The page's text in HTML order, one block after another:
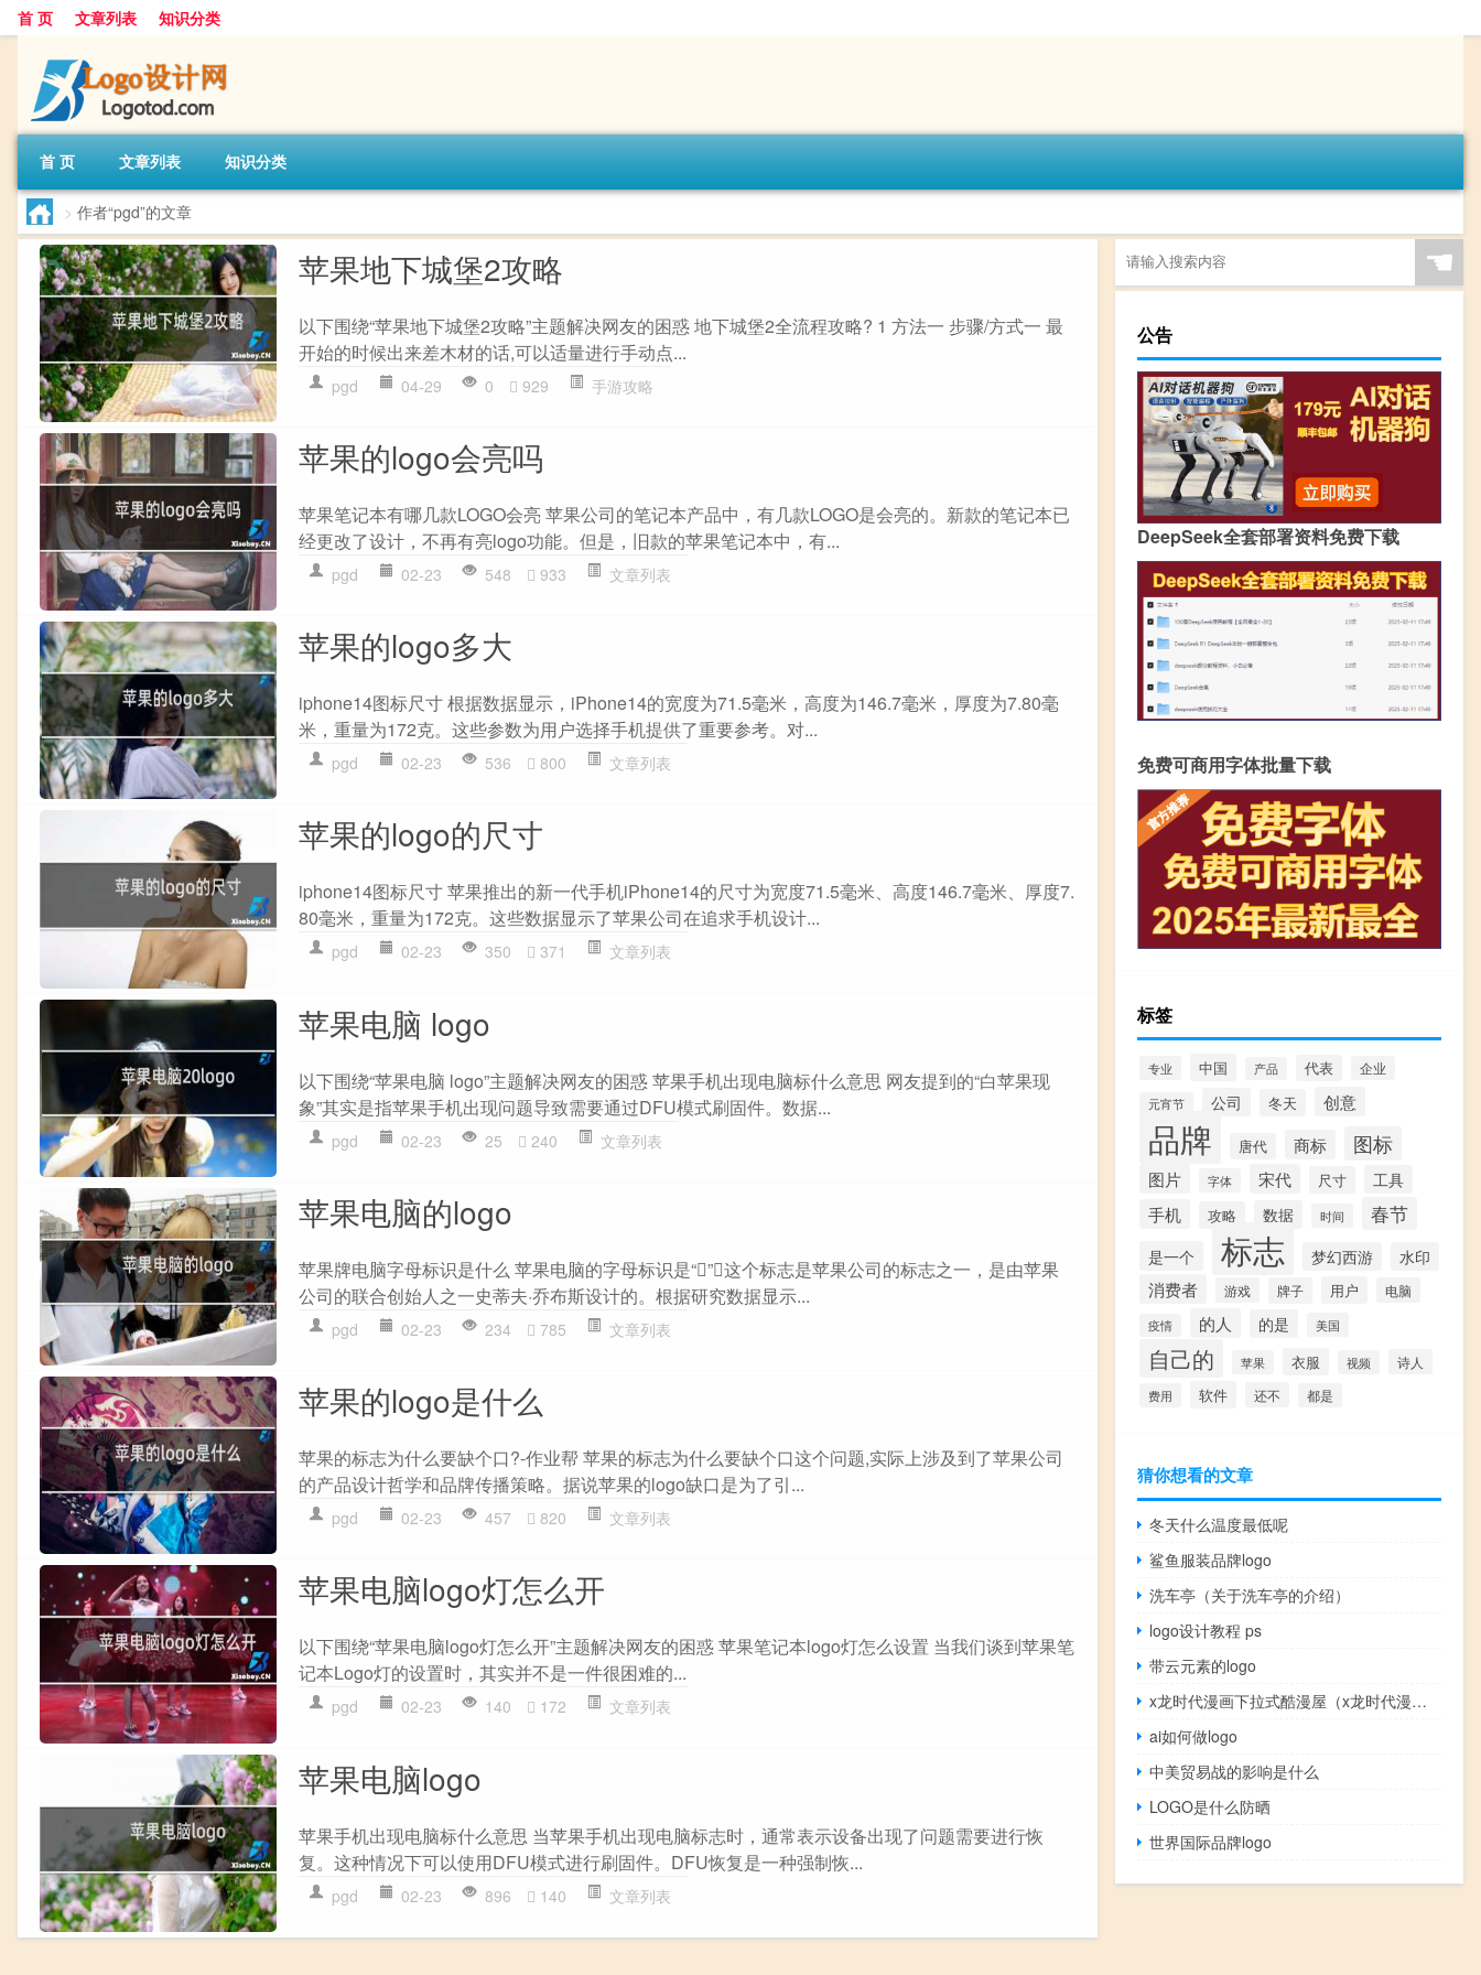
首 页 文章列表 知识分类
首 页 文章列表 知识分类
> 作者“pgd”的文章
苹果地下城堡2攻略
以下围绕“苹果地下城堡2攻略”主题解决网友的困惑 地下城堡2全流程攻略? 1 方法一 步骤/方式一 最
开始的时候出来差木材的话,可以适量进行手动点...
pgd 04-29 0 929 手游攻略
苹果的logo会亮吗
苹果笔记本有哪几款LOGO会亮 苹果公司的笔记本产品中，有几款LOGO是会亮的。新款的笔记本已
经更改了设计，不再有亮logo功能。但是，旧款的苹果笔记本中，有...
pgd 02-23 548 933 文章列表
苹果的logo多大
iphone14图标尺寸 根据数据显示，iPhone14的宽度为71.5毫米，高度为146.7毫米，厚度为7.80毫
米，重量为172克。这些参数为用户选择手机提供了重要参考。对...
pgd 02-23 536 800 文章列表
苹果的logo的尺寸
iphone14图标尺寸 苹果推出的新一代手机iPhone14的尺寸为宽度71.5毫米、高度146.7毫米、厚度7.
80毫米，重量为172克。这些数据显示了苹果公司在追求手机设计...
pgd 02-23 350 371 文章列表
苹果电脑 logo
以下围绕“苹果电脑 logo”主题解决网友的困惑 苹果手机出现电脑标什么意思 网友提到的“白苹果现
象”其实是指苹果手机出现问题导致需要通过DFU模式刷固件。数据...
pgd 02-23 25 240 文章列表
苹果电脑的logo
苹果牌电脑字母标识是什么 苹果电脑的字母标识是“”，这个标志是苹果公司的标志之一，是由苹果
公司的联合创始人之一史蒂夫·乔布斯设计的。根据研究数据显示...
pgd 02-23 234 785 文章列表
苹果的logo是什么
苹果的标志为什么要缺个口?-作业帮 苹果的标志为什么要缺个口这个问题,实际上涉及到了苹果公司
的产品设计哲学和品牌传播策略。据说苹果的logo缺口是为了引...
pgd 02-23 457 820 文章列表
苹果电脑logo灯怎么开
以下围绕“苹果电脑logo灯怎么开”主题解决网友的困惑 苹果笔记本logo灯怎么设置 当我们谈到苹果笔
记本Logo灯的设置时，其实并不是一件很困难的...
pgd 02-23 140 172 文章列表
苹果电脑logo
苹果手机出现电脑标什么意思 当苹果手机出现电脑标志时，通常表示设备出现了问题需要进行恢
复。这种情况下可以使用DFU模式进行刷固件。DFU恢复是一种强制恢...
pgd 02-23 896 140 文章列表
☚
公告
DeepSeek全套部署资料免费下载
免费可商用字体批量下载
标签
专业 中国 产品 代表 企业
元宵节 公司 冬天 创意
品牌 唐代 商标 图标
图片 字体 宋代 尺寸 工具
手机 攻略 数据 时间 春节
是一个 标志 梦幻西游 水印
消费者 游戏 牌子 用户 电脑
疫情 的人 的是 美国
自己的 苹果 衣服 视频 诗人
费用 软件 还不 都是
猜你想看的文章
冬天什么温度最低呢
鲨鱼服装品牌logo
洗车亭（关于洗车亭的介绍）
logo设计教程 ps
带云元素的logo
x龙时代漫画下拉式酷漫屋（x龙时代漫画）
ai如何做logo
中美贸易战的影响是什么
LOGO是什么防晒
世界国际品牌logo